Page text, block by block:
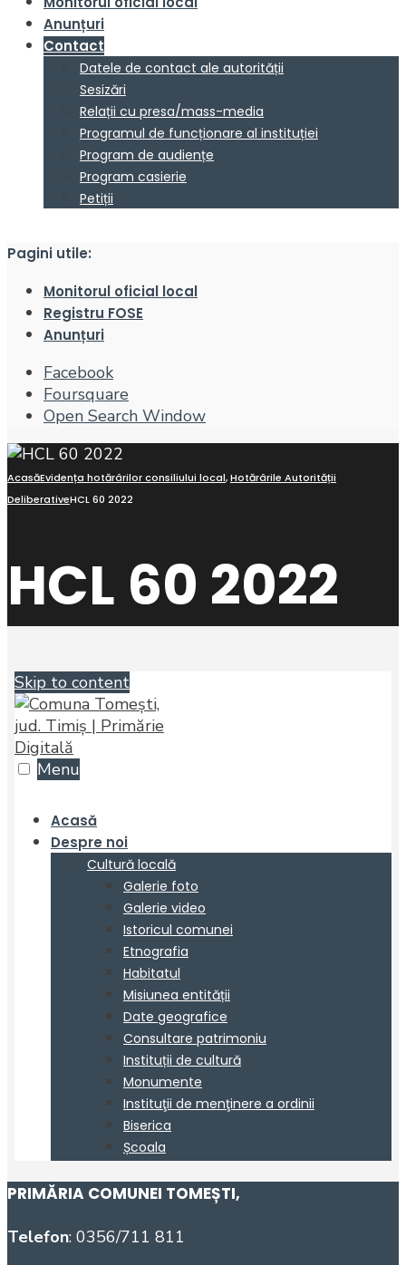
Anunțuri
Contact
Datele de contact ale autorității
Sesizări
Relații cu presa/mass-media
Programul de funcționare al instituției
Program de audiențe
Program casierie
Petiții
Pagini utile:
Monitorul oficial local
Registru FOSE
Anunțuri
Facebook
Foursquare
Open Search Window
AcasăEvidența hotărârilor consiliului local,Hotărârile Autorității
DeliberativeHCL 60 2022
HCL 60 2022
PRIMĂRIA COMUNEI TOMEȘTI,
Telefon: 0356/711 811